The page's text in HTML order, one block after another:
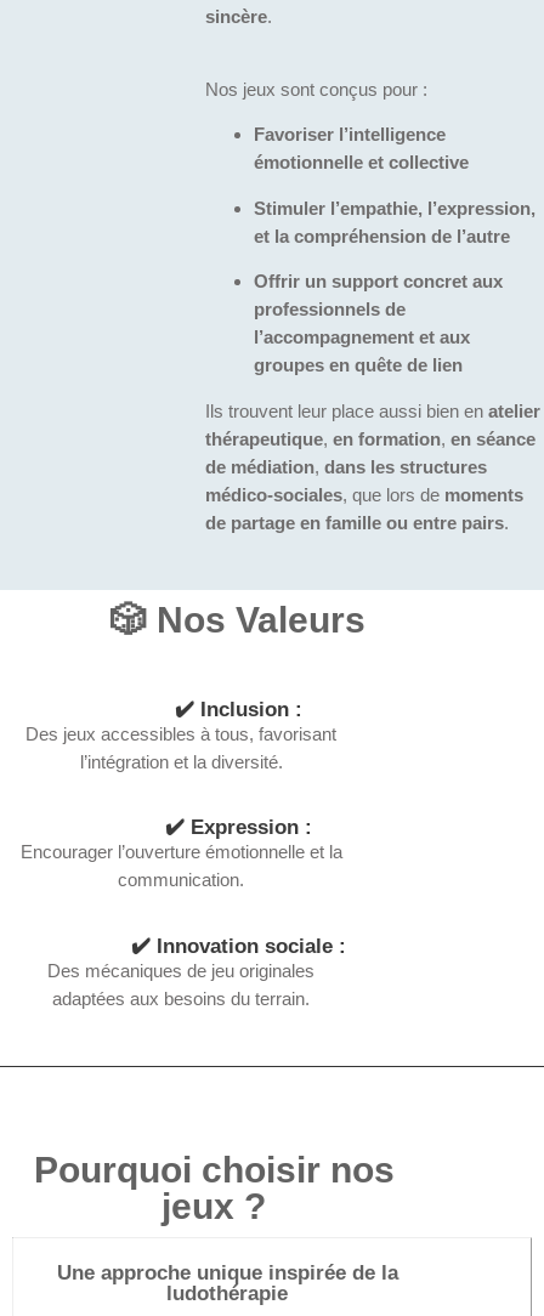
sincère.
Nos jeux sont conçus pour :
Favoriser l’intelligence
émotionnelle et collective
Stimuler l’empathie, l’expression,
et la compréhension de l’autre
Offrir un support concret aux
professionnels de
l’accompagnement et aux
groupes en quête de lien
Ils trouvent leur place aussi bien enatelier
thérapeutique,en formation,en séance
de médiation,dans les structures
médico-sociales, que lors de moments
de partage en famille ou entre pairs.
🎲 Nos Valeurs
✔️ Inclusion :
Des jeux accessibles à tous, favorisant
l’intégration et la diversité.
✔️ Expression :
Encourager l’ouverture émotionnelle et la
communication.
✔️ Innovation sociale :
Des mécaniques de jeu originales
adaptées aux besoins du terrain.
Pourquoi choisir nos
jeux ?
Une approche unique inspirée de la
ludothérapie